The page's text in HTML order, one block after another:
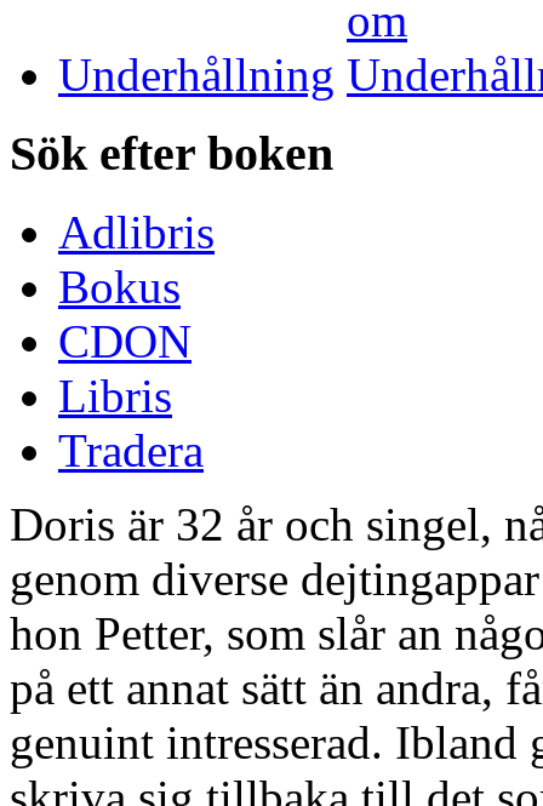
Underhållning
Sök efter boken
Adlibris
Bokus
CDON
Libris
Tradera
Doris är 32 år och singel,
genom diverse
hon Petter, som slår an
på ett annat sätt än andra,
genuint intresserad. Ibland